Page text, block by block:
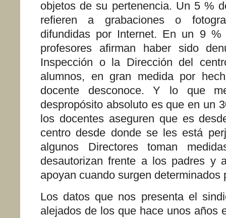
objetos de su pertenencia. Un 5 %
refieren a grabaciones o
difundidas por Internet. En un 9
profesores afirman haber sido
Inspección o la Dirección del
alumnos, en gran medida por
docente desconoce. Y lo que
despropósito absoluto es que en un
los docentes aseguren que es
centro desde donde se les está
algunos Directores toman
desautorizan frente a los padres y
apoyan cuando surgen determinados
Los datos que nos presenta el
alejados de los que hace unos años